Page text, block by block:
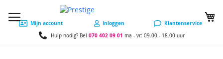
Mijn account Inloggen Klantenservice
Hulp nodig? Bel 070 402 09 01 ma - vr: 09.00 - 18.00 uur